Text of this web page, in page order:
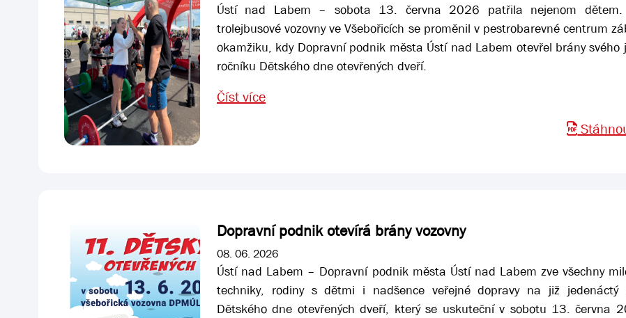
Ústí nad Labem – sobota 13. června 2026 patřila nejenom dětem.
trolejbusové vozovny ve Všebořicích se proměnil v pestrobarevné centrum
okamžiku, kdy Dopravní podnik města Ústí nad Labem otevřel brány svého
ročníku Dětského dne otevřených dveří.
Číst více
Dopravní podnik otevírá brány vozovny
08. 06. 2026
Ústí nad Labem – Dopravní podnik města Ústí nad Labem zve všechny
techniky, rodiny s dětmi i nadšence veřejné dopravy na již jedenáctý
Dětského dne otevřených dveří, který se uskuteční v sobotu 13. června